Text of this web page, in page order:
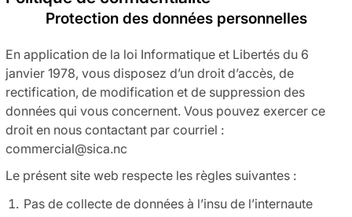
Protection des données personnelles
En application de la loi Informatique et Libertés du 6
janvier 1978, vous disposez d’un droit d’accès, de
rectification, de modification et de suppression des
données qui vous concernent. Vous pouvez exercer ce
droit en nous contactant par courriel :
commercial@sica.nc
Le présent site web respecte les règles suivantes :
Pas de collecte de données à l’insu de l’internaute